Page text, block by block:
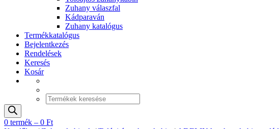
Zuhany válaszfal
Kádparaván
Zuhany katalógus
Termékkatalógus
Bejelentkezés
Rendelések
Keresés
Kosár
Products
search
0 termék – 0 Ft